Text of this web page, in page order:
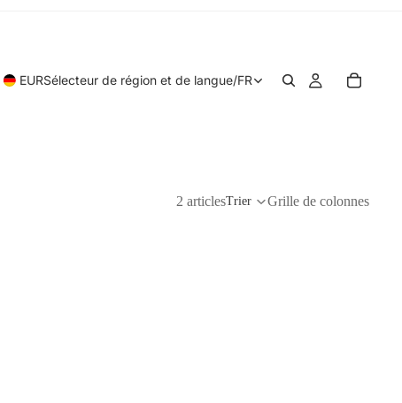
EURSélecteur de région et de langue/FR
2 articlesTrier Grille de colonnes